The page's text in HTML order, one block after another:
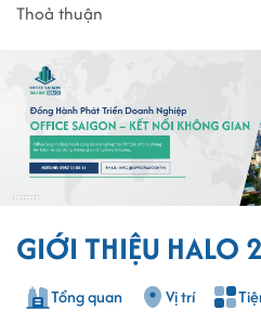
Thoả thuận
GIỚI THIỆU HALO
Tổng quan Vị trí